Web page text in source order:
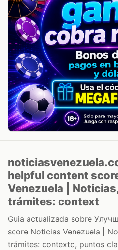
helpful content
Venezuela |
trámites: context
Guia actualizada sobre
score Noticias Venezuela |
trámites: contexto, puntos